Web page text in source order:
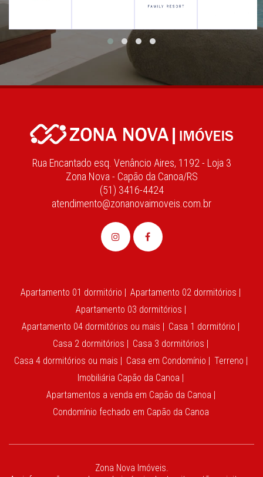
Rua Encantado esq. Venâncio Aires, 1192 - Loja 3
Zona Nova - Capão da Canoa/RS
(51) 3416-4424
atendimento@zonanovaimoveis.com.br
Apartamento 01 dormitório | Apartamento 02 dormitórios |
Apartamento 03 dormitórios |
Apartamento 04 dormitórios ou mais | Casa 1 dormitório |
Casa 2 dormitórios | Casa 3 dormitórios |
Casa 4 dormitórios ou mais | Casa em Condomínio | Terreno |
Imobiliária Capão da Canoa |
Apartamentos a venda em Capão da Canoa |
Condomínio fechado em Capão da Canoa
Zona Nova Imóveis.